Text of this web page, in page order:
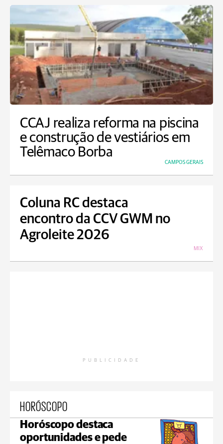
CCAJ realiza reforma na piscina
e construção de vestiários em
Telêmaco Borba
CAMPOS GERAIS
Coluna RC destaca
encontro da CCV GWM no
Agroleite 2026
MIX
PUBLICIDADE
HORÓSCOPO
Horóscopo destaca
oportunidades e pede